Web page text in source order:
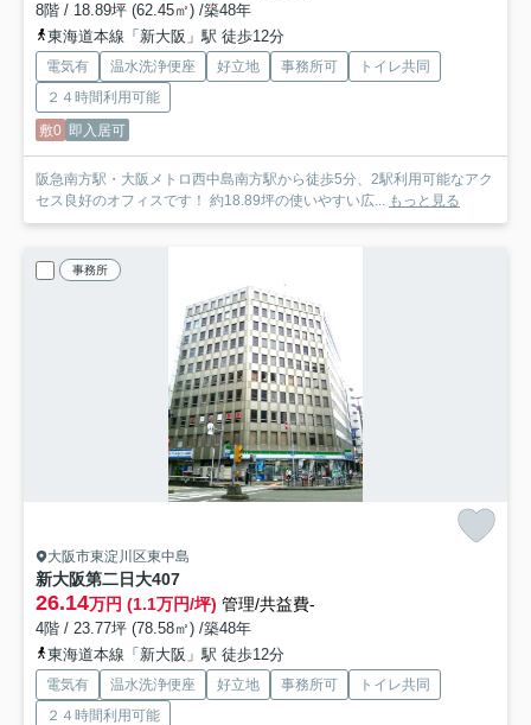
8階 / 18.89坪 (62.45㎡) /築48年
東海道本線「新大阪」駅 徒歩12分
電気有 温水洗浄便座 好立地 事務所可
トイレ共同
２４時間利用可能
敷0 即入居可
阪急南方駅・大阪メトロ西中島南方駅から徒歩5分、2駅利用可能なアク
セス良好のオフィスです！ 約18.89坪の使いやすい広... もっと見る
事務所
大阪市東淀川区東中島
新大阪第二日大407
26.14万円 (1.1万円/坪) 管理/共益費-
4階 / 23.77坪 (78.58㎡) /築48年
東海道本線「新大阪」駅 徒歩12分
電気有 温水洗浄便座 好立地 事務所可
トイレ共同
２４時間利用可能